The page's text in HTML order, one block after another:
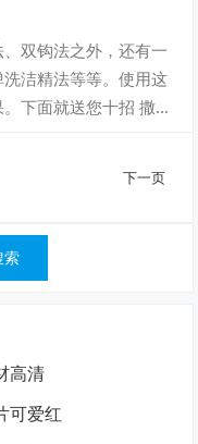
双钩法之外，还有一
洁精法等等。使用这
下面就送您十招 撒盐
下一页
高清
可爱红